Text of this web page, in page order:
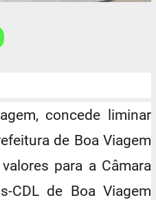
concede liminar
de Boa Viagem
para a Câmara
CDL de Boa Viagem